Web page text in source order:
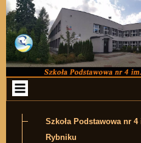
Szkoła Podstawowa nr 4
Rybniku